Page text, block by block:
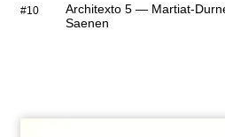
#10
Architexto 5 — Martiat-
Saenen